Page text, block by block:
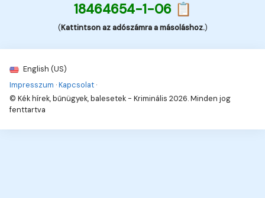
18464654-1-06 📋
(Kattintson az adószámra a másoláshoz.)
English (US)
Impresszum ·Kapcsolat ·
© Kék hírek, bűnügyek, balesetek - Kriminális 2026. Minden jog
fenttartva